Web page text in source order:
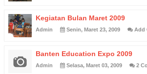
Kegiatan Bulan Maret 2009
Admin Senin, Maret 23, 2009 Add
Banten Education Expo 2009
Admin Selasa, Maret 03, 2009 2